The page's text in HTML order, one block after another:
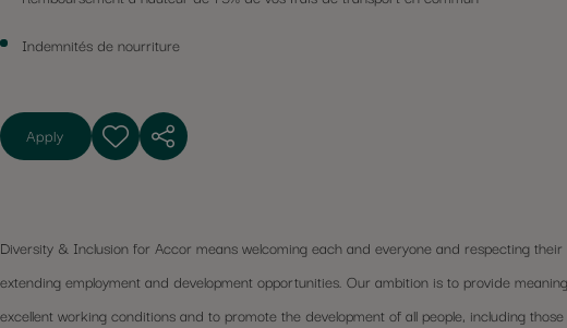
Indemnités de nourriture
Apply
Diversity & Inclusion for Accor means welcoming each and everyone and respecting
extending employment and development opportunities. Our ambition is to provide
excellent working conditions and to promote the development of all people, including